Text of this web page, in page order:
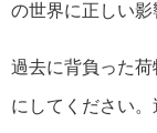
の世界に正しい影
過去に背負った
にしてください